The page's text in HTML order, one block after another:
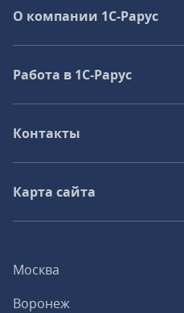
Москва
Воронеж
О компании 1C-Рарус
Работа в 1С‑Рарус
Контакты
Карта сайта